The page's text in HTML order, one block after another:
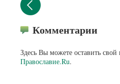
Комментарии
Здесь Вы можете оставить
Православие.Ru.